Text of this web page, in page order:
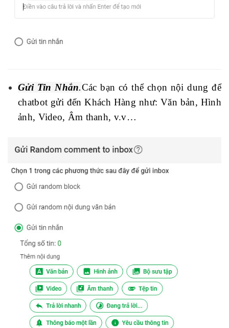
Gửi Tin Nhắn.Các bạn có thể chọn nội dung để
chatbot gửi đến Khách Hàng như: Văn bản, Hình
ảnh, Video, Âm thanh, v.v…